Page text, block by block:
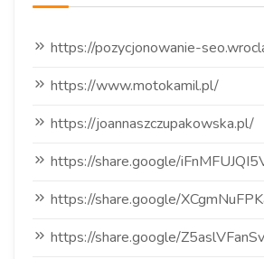
https://pozycjonowanie-
https://www.motokamil.pl/
https://joannaszczupakowska.pl/
https://share.google/
https://share.google/
https://share.google/